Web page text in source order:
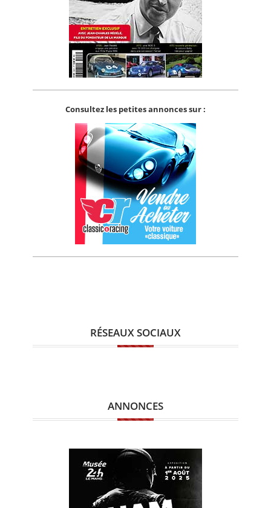
Consultez les petites annonces sur :
RÉSEAUX SOCIAUX
ANNONCES